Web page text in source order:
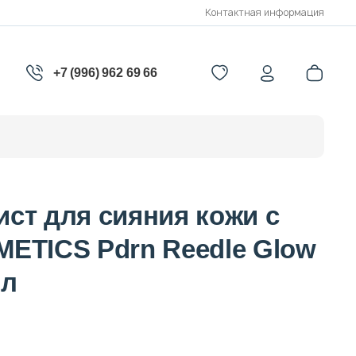
Контактная информация
+7 (996) 962 69 66
для сияния кожи с
Pdrn Reedle Glow